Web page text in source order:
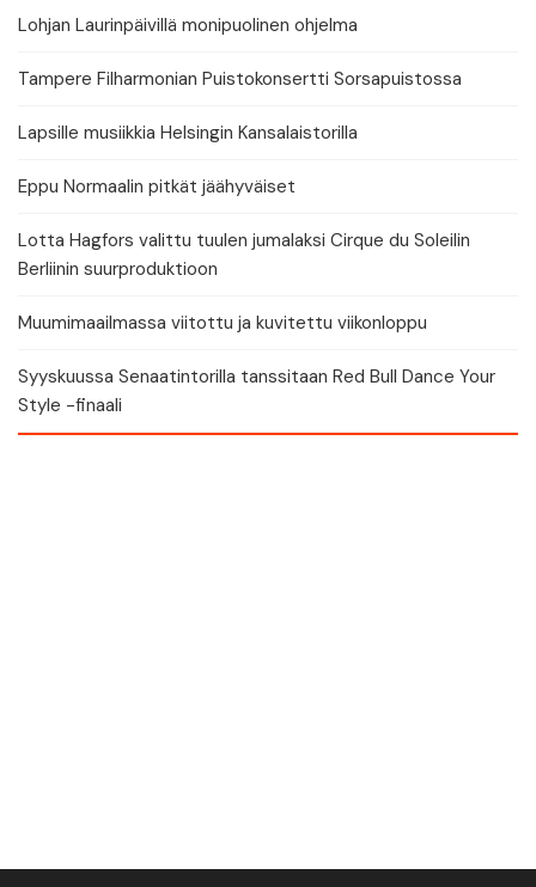
Lohjan Laurinpäivillä monipuolinen ohjelma
Tampere Filharmonian Puistokonsertti Sorsapuistossa
Lapsille musiikkia Helsingin Kansalaistorilla
Eppu Normaalin pitkät jäähyväiset
Lotta Hagfors valittu tuulen jumalaksi Cirque du Soleilin
Berliinin suurproduktioon
Muumimaailmassa viitottu ja kuvitettu viikonloppu
Syyskuussa Senaatintorilla tanssitaan Red Bull Dance Your
Style -finaali